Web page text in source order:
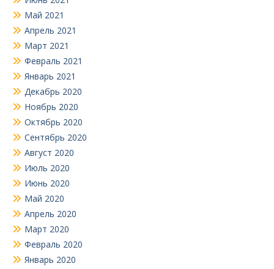
Май 2021
Апрель 2021
Март 2021
Февраль 2021
Январь 2021
Декабрь 2020
Ноябрь 2020
Октябрь 2020
Сентябрь 2020
Август 2020
Июль 2020
Июнь 2020
Май 2020
Апрель 2020
Март 2020
Февраль 2020
Январь 2020